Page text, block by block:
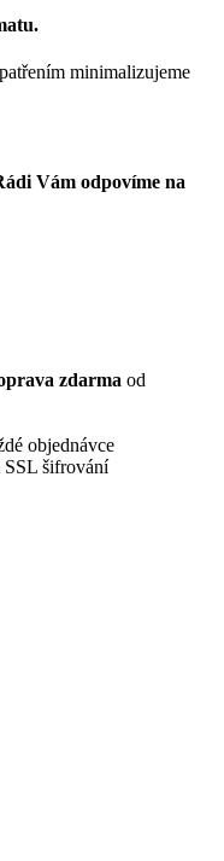
minimalizujeme
Vám odpovíme na
zdarma od
objednávce
šifrování